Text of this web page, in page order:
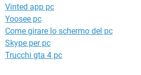
Vinted app pc
Yoosee pc
Come girare lo schermo del pc
Skype per pc
Trucchi gta 4 pc